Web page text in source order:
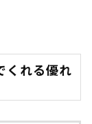
くれる優れ